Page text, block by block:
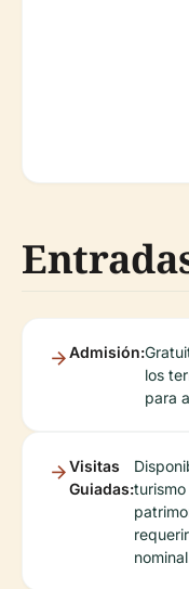
Admisión:
los
para
Visitas
Guiadas: